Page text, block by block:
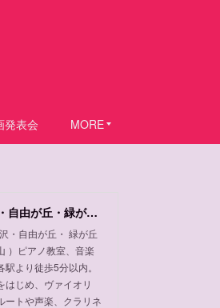
発表会 MORE
( 奥沢・自由が丘・緑が丘 ・大岡山 ) ピアノ教室、音楽教室
・自由が丘・ 緑が丘
）ピアノ教室、音楽
駅より徒歩5分以内。
はじめ、ヴァイオリ
ートや声楽、クラリネ